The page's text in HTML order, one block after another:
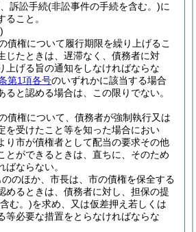
訴訟手続(非訟事件の手続を含む。)に
ること。
債権について履行期限を繰り上げるこ
じたときは、遅滞なく、債務者に対
上げる旨の通知をしなければならな
第1項各号のいずれかに該当する場合
ると認める場合は、この限りでない。
債権について、債務者が強制執行又は
を受けたこと等を知った場合におい
り市が債権者として配当の要求その他
とができるときは、直ちに、そのため
ならない。
のほか、市長は、市の債権を保全する
めるときは、債務者に対し、担保の提
む。)を求め、又は仮差押え若しくは
等必要な措置をとらなければならな